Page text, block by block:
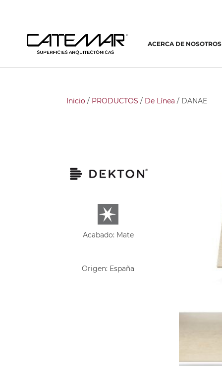
ACERCA DE NOSOTROS
Inicio / PRODUCTOS / De Línea / DANAE
Acabado: Mate
Origen: España